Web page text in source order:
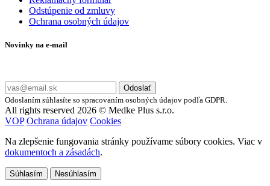
Odstúpenie od zmluvy
Ochrana osobných údajov
Novinky na e-mail
Odoslať
Odoslaním súhlasíte so spracovaním osobných údajov podľa GDPR.
All rights reserved 2026 © Medke Plus s.r.o.
VOP Ochrana údajov Cookies
Na zlepšenie fungovania stránky používame súbory cookies. Viac v
dokumentoch a zásadách.
Súhlasím Nesúhlasím